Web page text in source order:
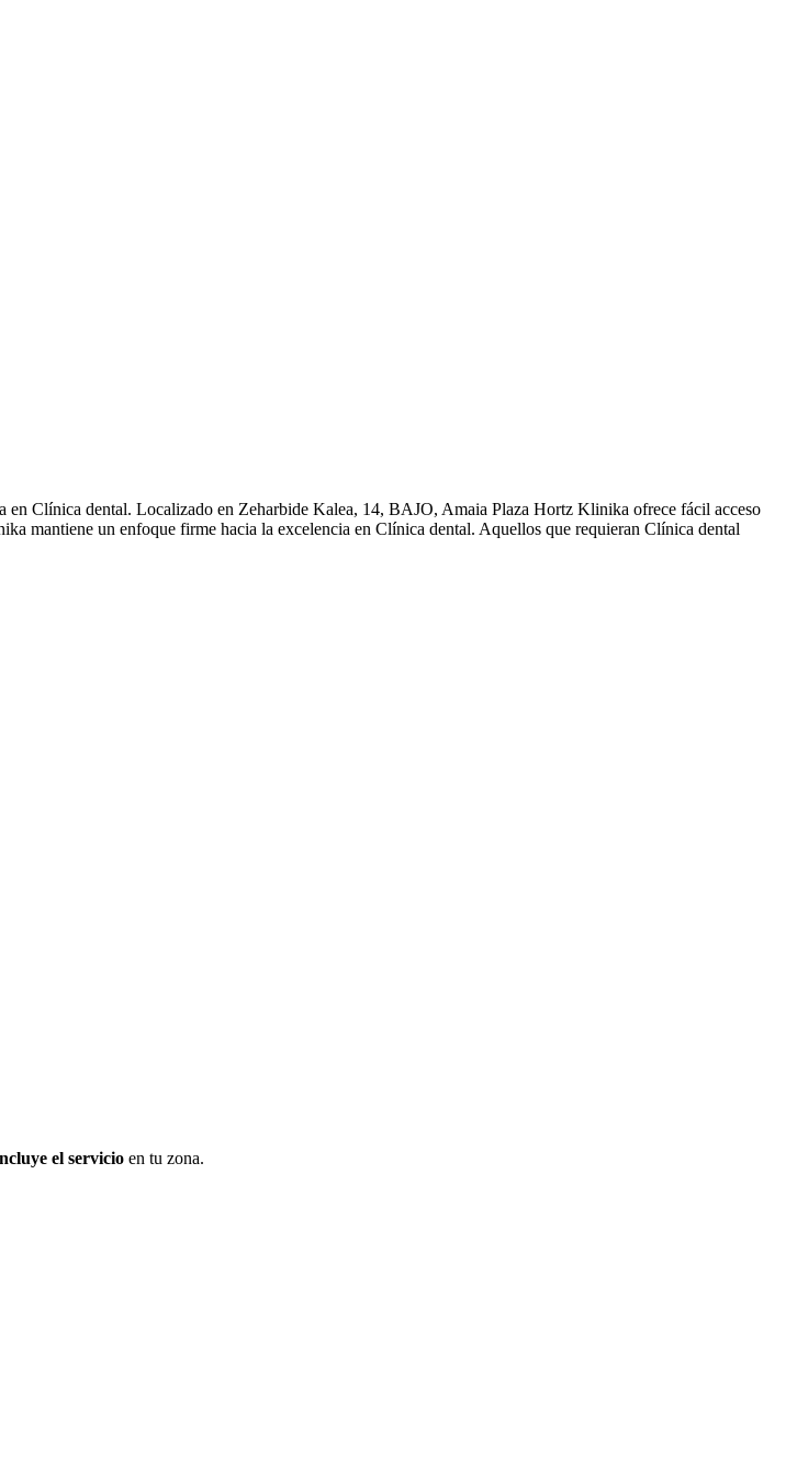
Clínica dental. Localizado en Zeharbide Kalea, 14, BAJO, Amaia Plaza Hortz Klinika ofrece fácil acceso
mantiene un enfoque firme hacia la excelencia en Clínica dental. Aquellos que requieran Clínica dental
el servicio en tu zona.